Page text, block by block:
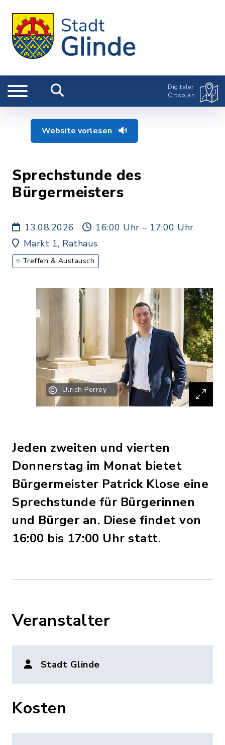
Digitaler
Ortsplan
Website vorlesen
Sprechstunde des
Bürgermeisters
13.08.2026
16:00 Uhr – 17:00 Uhr
Markt 1, Rathaus
Treffen & Austausch
Ulrich Perrey
Jeden zweiten und vierten
Donnerstag im Monat bietet
Bürgermeister Patrick Klose eine
Sprechstunde für Bürgerinnen
und Bürger an. Diese findet von
16:00 bis 17:00 Uhr statt.
Veranstalter
Stadt Glinde
Kosten